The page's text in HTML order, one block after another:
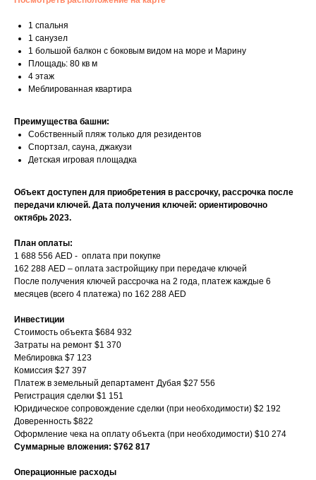
1 спальня
1 санузел
1 большой балкон с боковым видом на море и Марину
Площадь: 80 кв м
4 этаж
Меблированная квартира
Преимущества башни:
Собственный пляж только для резидентов
Спортзал, сауна, джакузи
Детская игровая площадка
Объект доступен для приобретения в рассрочку, рассрочка после
передачи ключей. Дата получения ключей: ориентировочно
октябрь 2023.
План оплаты:
1 688 556 AED - оплата при покупке
162 288 AED – оплата застройщику при передаче ключей
После получения ключей рассрочка на 2 года, платеж каждые 6
месяцев (всего 4 платежа) по 162 288 AED
Инвестиции
Стоимость объекта $684 932
Затраты на ремонт $1 370
Меблировка $7 123
Комиссия $27 397
Платеж в земельный департамент Дубая $27 556
Регистрация сделки $1 151
Юридическое сопровождение сделки (при необходимости) $2 192
Доверенность $822
Оформление чека на оплату объекта (при необходимости) $10 274
Суммарные вложения: $762 817
Операционные расходы